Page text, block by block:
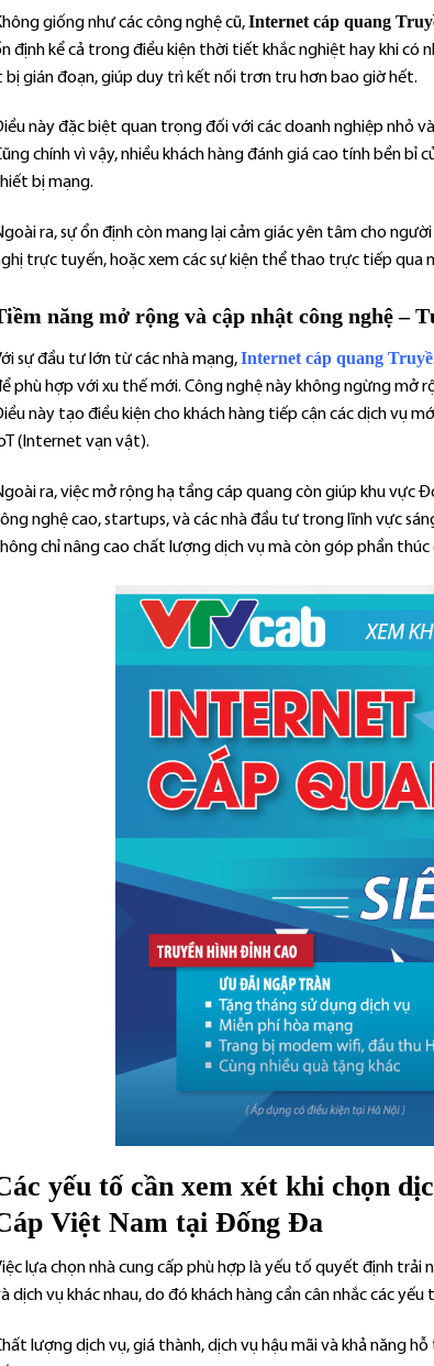
giống như các công nghệ cũ,Internet cáp quang
định kể cả trong điều kiện thời tiết khắc nghiệt hay khi có
bị gián đoạn, giúp duy trì kết nối trơn tru hơn bao giờ hết.
này đặc biệt quan trọng đối với các doanh nghiệp nhỏ
chính vì vậy, nhiều khách hàng đánh giá cao tính bền
bị mạng.
ra, sự ổn định còn mang lại cảm giác yên tâm cho
trực tuyến, hoặc xem các sự kiện thể thao trực tiếp qua
năng mở rộng và cập nhật công nghệ –
sự đầu tư lớn từ các nhà mạng,Internet cáp quang
phù hợp với xu thế mới. Công nghệ này không ngừng mở
này tạo điều kiện cho khách hàng tiếp cận các dịch vụ
(Internet vạn vật).
ra, việc mở rộng hạ tầng cáp quang còn giúp khu
nghệ cao, startups, và các nhà đầu tư trong lĩnh vực
chỉ nâng cao chất lượng dịch vụ mà còn góp phần
yếu tố cần xem xét khi chọn
Việt Nam tại Đống Đa
lựa chọn nhà cung cấp phù hợp là yếu tố quyết định trải
dịch vụ khác nhau, do đó khách hàng cần cân nhắc các
lượng dịch vụ, giá thành, dịch vụ hậu mãi và khả năng